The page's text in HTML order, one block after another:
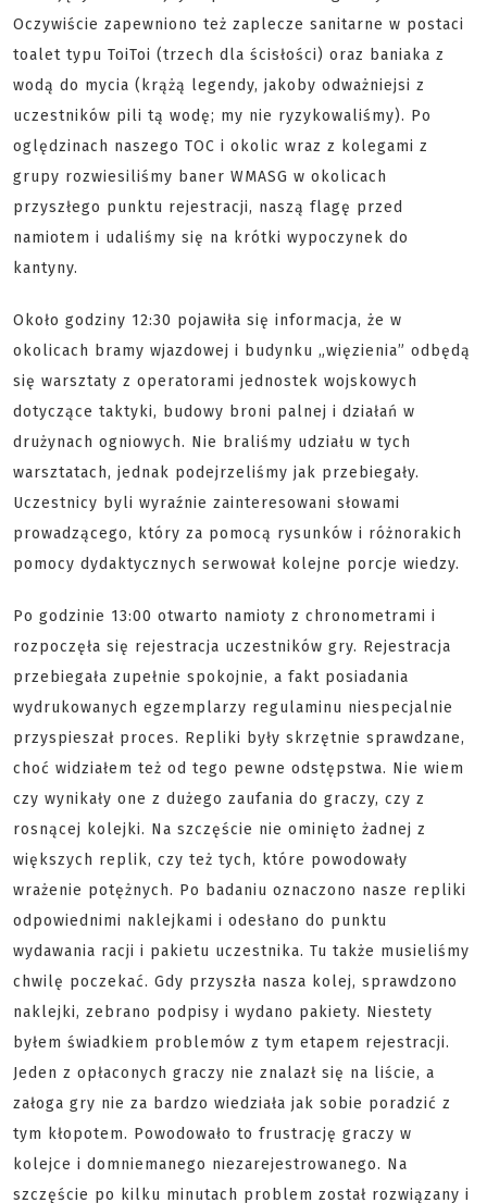
Oczywiście zapewniono też zaplecze sanitarne w postaci
toalet typu ToiToi (trzech dla ścisłości) oraz baniaka z
wodą do mycia (krążą legendy, jakoby odważniejsi z
uczestników pili tą wodę; my nie ryzykowaliśmy). Po
oględzinach naszego TOC i okolic wraz z kolegami z
grupy rozwiesiliśmy baner WMASG w okolicach
przyszłego punktu rejestracji, naszą flagę przed
namiotem i udaliśmy się na krótki wypoczynek do
kantyny.
Około godziny 12:30 pojawiła się informacja, że w
okolicach bramy wjazdowej i budynku „więzienia” odbędą
się warsztaty z operatorami jednostek wojskowych
dotyczące taktyki, budowy broni palnej i działań w
drużynach ogniowych. Nie braliśmy udziału w tych
warsztatach, jednak podejrzeliśmy jak przebiegały.
Uczestnicy byli wyraźnie zainteresowani słowami
prowadzącego, który za pomocą rysunków i różnorakich
pomocy dydaktycznych serwował kolejne porcje wiedzy.
Po godzinie 13:00 otwarto namioty z chronometrami i
rozpoczęła się rejestracja uczestników gry. Rejestracja
przebiegała zupełnie spokojnie, a fakt posiadania
wydrukowanych egzemplarzy regulaminu niespecjalnie
przyspieszał proces. Repliki były skrzętnie sprawdzane,
choć widziałem też od tego pewne odstępstwa. Nie wiem
czy wynikały one z dużego zaufania do graczy, czy z
rosnącej kolejki. Na szczęście nie ominięto żadnej z
większych replik, czy też tych, które powodowały
wrażenie potężnych. Po badaniu oznaczono nasze repliki
odpowiednimi naklejkami i odesłano do punktu
wydawania racji i pakietu uczestnika. Tu także musieliśmy
chwilę poczekać. Gdy przyszła nasza kolej, sprawdzono
naklejki, zebrano podpisy i wydano pakiety. Niestety
byłem świadkiem problemów z tym etapem rejestracji.
Jeden z opłaconych graczy nie znalazł się na liście, a
załoga gry nie za bardzo wiedziała jak sobie poradzić z
tym kłopotem. Powodowało to frustrację graczy w
kolejce i domniemanego niezarejestrowanego. Na
szczęście po kilku minutach problem został rozwiązany i